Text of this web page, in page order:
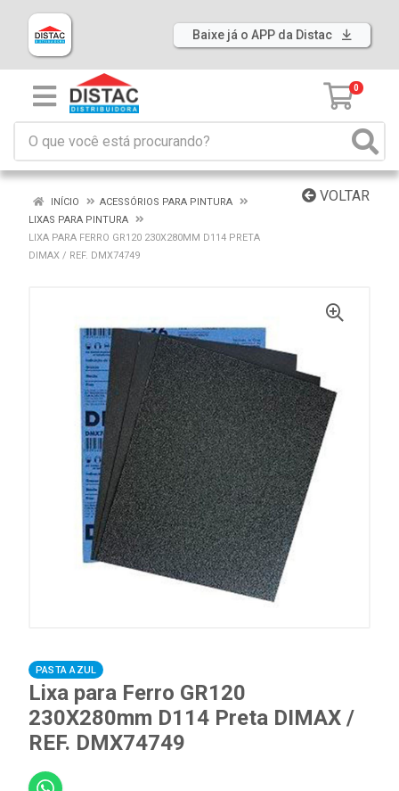
Baixe já o APP da Distac
0
VOLTAR
INÍCIO
ACESSÓRIOS PARA PINTURA
LIXAS PARA PINTURA
LIXA PARA FERRO GR120 230X280MM D114 PRETA
DIMAX / REF. DMX74749
PASTA AZUL
Lixa para Ferro GR120
230X280mm D114 Preta DIMAX /
REF. DMX74749